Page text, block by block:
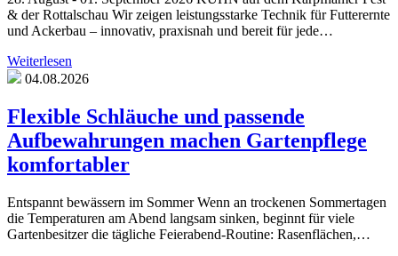
& der Rottalschau Wir zeigen leistungsstarke Technik für Futterernte
und Ackerbau – innovativ, praxisnah und bereit für jede…
Weiterlesen
04.08.2026
Flexible Schläuche und passende
Aufbewahrungen machen Gartenpflege
komfortabler
Entspannt bewässern im Sommer Wenn an trockenen Sommertagen
die Temperaturen am Abend langsam sinken, beginnt für viele
Gartenbesitzer die tägliche Feierabend-Routine: Rasenflächen,…